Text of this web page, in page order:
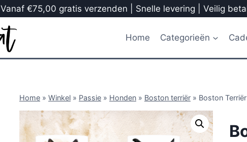
Vanaf €75,00 gratis verzenden | Snelle levering | Veilig
Home Categorieën
Home » Winkel » Passie » Honden » Boston terriër » Boston